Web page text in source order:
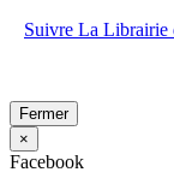
Suivre La Librairie
Fermer
×
Facebook